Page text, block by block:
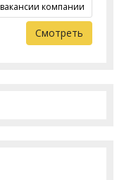
компании
Смотреть